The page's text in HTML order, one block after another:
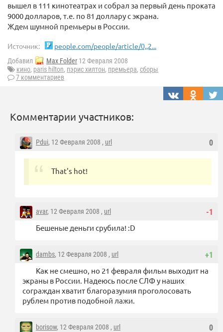
вышел в 111 кинотеатрах и собрал за первый день проката
9000 долларов, т.е. по 81 доллару с экрана.
Ждем шумной премьеры в России.
Источник: people.com/people/article/0,,2...
Добавил Max Folder 12 Февраля 2008
кино, paris hilton, пэрис хилтон, премьера, сборы
7 комментариев
Комментарии участников:
0
Pdui, 12 Февраля 2008 , url
That's hot!
-1
avar, 12 Февраля 2008 , url
Бешеные деньги cрубила! :D
+1
dambs, 12 Февраля 2008 , url
Как не смешно, но 21 февраля фильм выходит на
экраны в России. Надеюсь после СЛФ у наших
сограждан хватит благоразумия проголосовать
рублем против подобной лажи.
0
borisow, 12 Февраля 2008 , url